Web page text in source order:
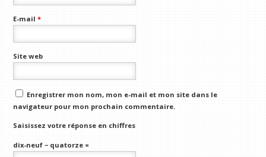
E-mail*
Site web
Enregistrer mon nom, mon e-mail et mon site dans le
navigateur pour mon prochain commentaire.
Saisissez votre réponse en chiffres
dix-neuf − quatorze =